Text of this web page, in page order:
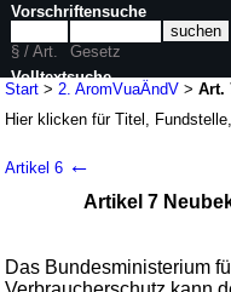
Start > 2. AromVuaÄndV >Art.
Hier klicken fürTitel,
Aromenverordnung
V. v. 29.09.2011BGBl. I S.
Artikel 6 ←
Artikel 7
Das Bundesministerium
Vorschriftensuche
§ / Art.
Gesetz
Volltextsuche
nur in 2. AromVuaÄndV